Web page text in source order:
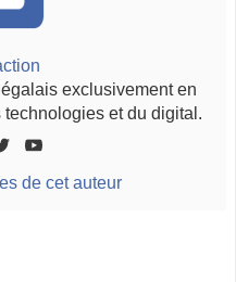
exclusivement en
technologies et du digital.
de cet auteur